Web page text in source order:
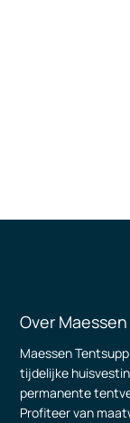
Over
Maessen
tijdelijke
permanente
Profiteer van